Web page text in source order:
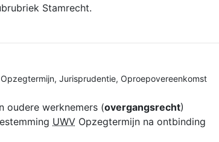
Stamrecht.
Opzegtermijn, Jurisprudentie, Oproepovereenkomst
oudere werknemers (overgangsrecht)
UWV Opzegtermijn na ontbinding